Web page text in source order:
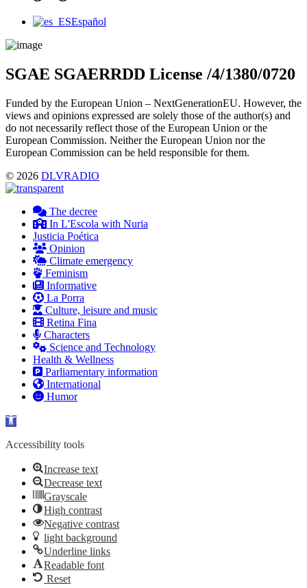
Main
Español
SGAE SGAERRDD License /4/1380/0720
Funded by the European Union – NextGenerationEU. However, the
views and opinions expressed are solely those of the author(s) and
do not necessarily reflect those of the European Union or the
European Commission. Neither the European Union nor the
European Commission can be held responsible for them.
© 2026 DLVRADIO
The decree
In L'Escola with Nuria
Justicia Poética
Opinion
Climate emergency
Feminism
Informative
La Porra
Culture, leisure and music
Retina Fina
Characters
Science and Technology
Health & Wellness
Parliamentary information
International
Humor
Open toolbar
Accessibility tools
Increase text
Decrease text
Grayscale
High contrast
Negative contrast
light background
Underline links
Readable font
Reset